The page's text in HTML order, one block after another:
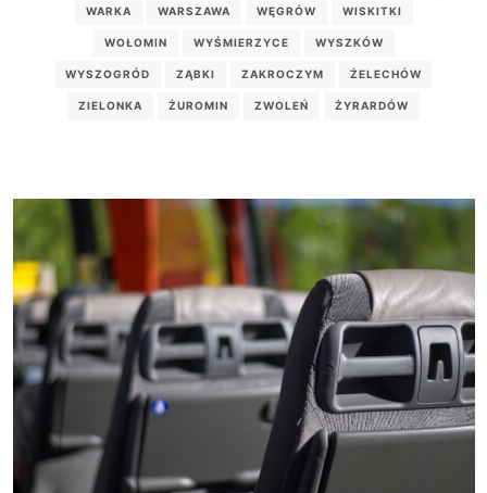
WARKA WARSZAWA WĘGRÓW WISKITKI
WOŁOMIN WYŚMIERZYCE WYSZKÓW
WYSZOGRÓD ZĄBKI ZAKROCZYM ŻELECHÓW
ZIELONKA ŻUROMIN ZWOLEŃ ŻYRARDÓW